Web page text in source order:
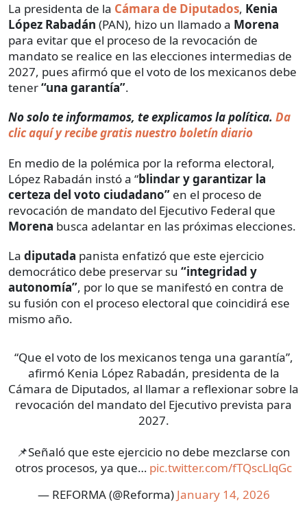
La presidenta de la Cámara de Diputados, Kenia
López Rabadán (PAN), hizo un llamado a Morena
para evitar que el proceso de la revocación de
mandato se realice en las elecciones intermedias de
2027, pues afirmó que el voto de los mexicanos debe
tener“una garantía”.
No solo te informamos, te explicamos la política. Da
clic aquí y recibe gratis nuestro boletín diario
En medio de la polémica por la reforma electoral,
López Rabadán instó a “blindar y garantizar la
certeza del voto ciudadano” en el proceso de
revocación de mandato del Ejecutivo Federal que
Morena busca adelantar en las próximas elecciones.
La diputada panista enfatizó que este ejercicio
democrático debe preservar su “integridad y
autonomía”, por lo que se manifestó en contra de
su fusión con el proceso electoral que coincidirá ese
mismo año.
“Que el voto de los mexicanos tenga una garantía”,
afirmó Kenia López Rabadán, presidenta de la
Cámara de Diputados, al llamar a reflexionar sobre la
revocación del mandato del Ejecutivo prevista para
2027.
📌Señaló que este ejercicio no debe mezclarse con
otros procesos, ya que… pic.twitter.com/fTQscLlqGc
— REFORMA (@Reforma) January 14, 2026